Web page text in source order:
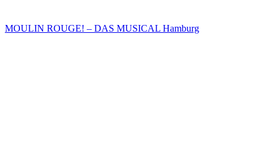
MOULIN ROUGE! – DAS MUSICAL Hamburg